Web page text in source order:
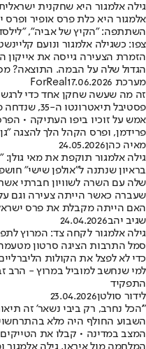
אלמגור היא כלת פרס אופיר ופרס
השתתפה: "הקיץ של אביה",
צפו: כשגילה אלמגור ונועם
הזמרת הצעירה גייסה את אייקון
הגדול שלה על הבמה. התוצאה?
מערכת ForReal 17.06.2026
זה מה שעשה שחקן אחד כדי
פסטיבל
אמש על זוכיו ביפו העתיקה •
פרידמן, ופרס הקהל הלך להצגה
מאיה כהן24.05.2026
גילה אלמגור תוקפת את מאי גולן:
בראיון שנתנה ל"אולפן שישי"
שלה עם השרה לשוויון חברתי אשר
האם הייתה מקבלת את פרס
שגיב יהב24.04.2026
גילה אלמגור לקחה צד: המרוץ
סמל התרבות הציגה סרטון מטעמה
כדי לא לפצל את הקולות
למי שנחשב למוביל במרוץ -
התפקיד
לידור סולטן23.04.2026
"'הכל נחרב, רק ביבי נשאר' זה
השבוע החולף היה מלא
המצב במדינה • קבלו את
המלחמה מול איראן, גילה אלמגור